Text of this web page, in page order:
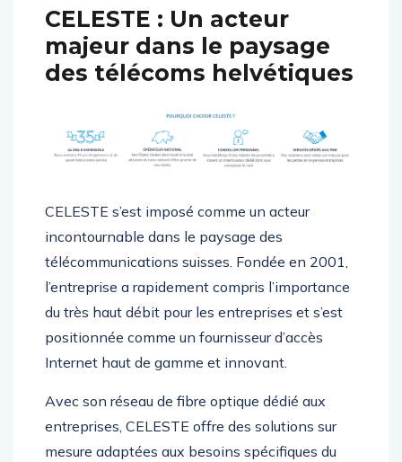
CELESTE : Un acteur
majeur dans le paysage
des télécoms helvétiques
CELESTE s’est imposé comme un acteur
incontournable dans le paysage des
télécommunications suisses. Fondée en 2001,
l’entreprise a rapidement compris l’importance
du très haut débit pour les entreprises et s’est
positionnée comme un fournisseur d’accès
Internet haut de gamme et innovant.
Avec son réseau de fibre optique dédié aux
entreprises, CELESTE offre des solutions sur
mesure adaptées aux besoins spécifiques du